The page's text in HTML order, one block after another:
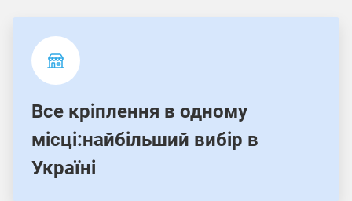
Все кріплення в одному
місці:найбільший вибір в
Україні